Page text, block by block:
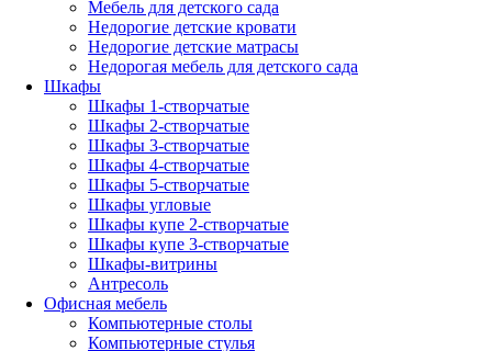
Мебель для детского сада
Недорогие детские кровати
Недорогие детские матрасы
Недорогая мебель для детского сада
Шкафы
Шкафы 1-створчатые
Шкафы 2-створчатые
Шкафы 3-створчатые
Шкафы 4-створчатые
Шкафы 5-створчатые
Шкафы угловые
Шкафы купе 2-створчатые
Шкафы купе 3-створчатые
Шкафы-витрины
Антресоль
Офисная мебель
Компьютерные столы
Компьютерные стулья